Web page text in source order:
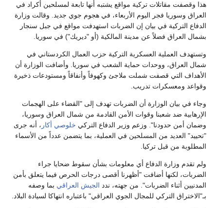
هذا وقصفت مقاتلات تركية مواقع يشتبه أنها تابعة لمسلحين أكراد في
العراق وسوريا فجر اليوم الأربعاء، في هجوم جوي جديد. وقالت وزارة
الدفاع التركية في بيان إن الضربات استهدفت مواقع في جبل سنجار
بشمال العراق فضلاً عن مدينة المالكية (أو "ديريك") في سوريا.
وتستهدف العملية العسكرية التركية حزب العمال الكردستاني في
شمال العراق، ووحدات حماية الشعب في سوريا. وأضافت الوزارة أن
الأهداف التي قصفت شملت ملاجئ وكهوفاً وأنفاقاً ومستودعات ذخيرة
وقواعد ومعسكرات تدريب.
وجاء في بيان الوزارة أن الضربات تهدف إلى "القضاء على الهجمات
الإرهابية ضد شعبنا وقوات الأمن القادمة من شمال العراق وسوريا،
وضمان أمن حدودنا". وزعم وزير الدفاع التركي خلوصي أكار ، أنه جرى
"تحييد" العديد من المسلحين في العملية، بما يتضمن عدداً من الأسماء
المطلوبة من قبل تركيا.
ولم تقدم وزارة الدفاع أي معلومات بشأن سقوط ضحايا جراء
الضربات، لكنها أضافت "أظهرنا أقصى درجات الحرص فيما يتعلق بأمن
المدنيين أثناء الضربات". من جهته، ندد الجيش العراقي بما وصفه
بـ"الاختراق التركي للمجال الجوي العراقي" باعتباره انتهاكا لسيادة البلاد.